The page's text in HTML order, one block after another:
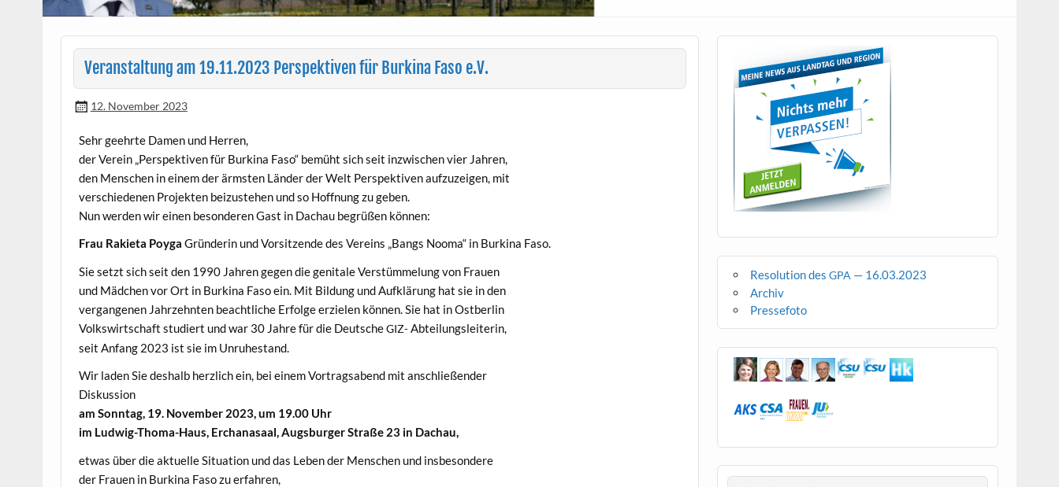
Veranstaltung am 19.11.2023 Perspektiven für Burkina Faso e.V.
12. November 2023
Sehr geehrte Damen und Herren,
der Vere­in „Per­spek­tiv­en für Burk­i­na Faso“ bemüht sich seit inzwis­chen vier Jahren,
den Men­schen in einem der ärm­sten Län­der der Welt Per­spek­tiv­en aufzuzeigen, mit
ver­schiede­nen Pro­jek­ten beizuste­hen und so Hoff­nung zu geben.
Nun wer­den wir einen beson­deren Gast in Dachau begrüßen können:
Frau Raki­eta Poy­gaGrün­derin und Vor­sitzende des Vere­ins „Bangs Nooma“ in Burk­i­na Faso.
Sie set­zt sich seit den 1990 Jahren gegen die gen­i­tale Ver­stüm­melung von Frauen
und Mäd­chen vor Ort in Burk­i­na Faso ein. Mit Bil­dung und Aufk­lärung hat sie in den
ver­gan­genen Jahrzehn­ten beachtliche Erfolge erzie­len kön­nen. Sie hat in Ostberlin
Volk­swirtschaft studiert und war 30 Jahre für die DeutscheGIZ-Abteilungsleiterin,
seit Anfang 2023 ist sie im Unruhestand.
Wir laden Sie deshalb her­zlich ein, bei einem Vor­tragsabend mit anschließender
Diskussion
am Son­ntag, 19. Novem­ber 2023, um 19.00 Uhr
im Lud­wig-Thoma-Haus, Erchanasaal, Augs­burg­er Straße 23 in Dachau,
etwas über die aktuelle Sit­u­a­tion und das Leben der Men­schen und insbesondere
der Frauen in Burk­i­na Faso zu erfahren,
Resolution desGPA — 16.03.2023
Archiv
Pressefoto